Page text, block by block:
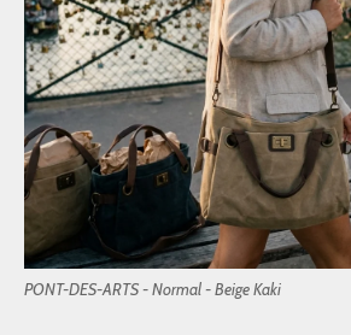
PONT-DES-ARTS - Normal - Beige Kaki